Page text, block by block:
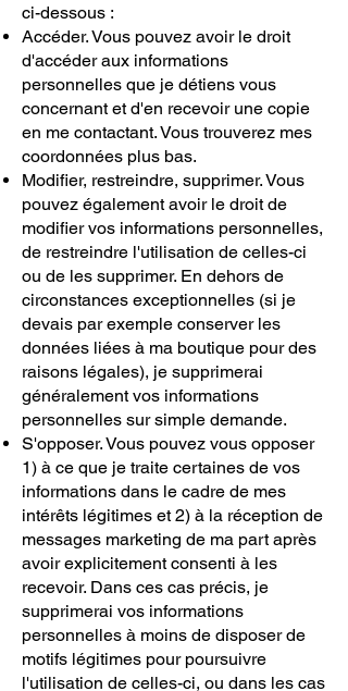
ci-dessous :
Accéder. Vous pouvez avoir le droit
d'accéder aux informations
personnelles que je détiens vous
concernant et d'en recevoir une copie
en me contactant. Vous trouverez mes
coordonnées plus bas.
Modifier, restreindre, supprimer. Vous
pouvez également avoir le droit de
modifier vos informations personnelles,
de restreindre l'utilisation de celles-ci
ou de les supprimer. En dehors de
circonstances exceptionnelles (si je
devais par exemple conserver les
données liées à ma boutique pour des
raisons légales), je supprimerai
généralement vos informations
personnelles sur simple demande.
S'opposer. Vous pouvez vous opposer
1) à ce que je traite certaines de vos
informations dans le cadre de mes
intérêts légitimes et 2) à la réception de
messages marketing de ma part après
avoir explicitement consenti à les
recevoir. Dans ces cas précis, je
supprimerai vos informations
personnelles à moins de disposer de
motifs légitimes pour poursuivre
l'utilisation de celles-ci, ou dans les cas